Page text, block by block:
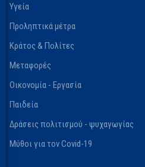
Υγεία
Προληπτικά μέτρα
Κράτος & Πολίτες
Μεταφορές
Οικονομία - Εργασία
Παιδεία
Δράσεις πολιτισμού - ψυχαγωγίας
Μύθοι για τον Covid-19